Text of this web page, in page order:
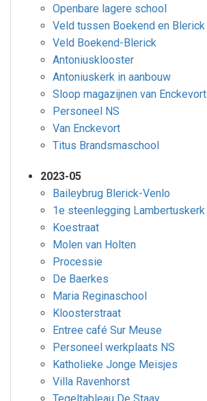
Openbare lagere school
Veld tussen Boekend en Blerick
Veld Boekend-Blerick
Antoniusklooster
Antoniuskerk in aanbouw
Sloop magazijnen van Enckevort
Personeel NS
Van Enckevort
Titus Brandsmaschool
2023-05
Baileybrug Blerick-Venlo
1e steenlegging Lambertuskerk
Koestraat
Molen van Holten
Processie
De Baerkes
Maria Reginaschool
Kloosterstraat
Entree café Sur Meuse
Personeel werkplaats NS
Katholieke Jonge Meisjes
Villa Ravenhorst